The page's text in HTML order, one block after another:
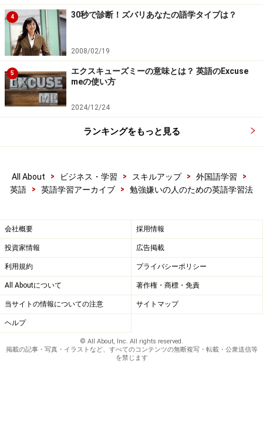
「テキストの英語と実際の会話って違うじゃないです
か。やはり実際に会話するって大事なことですよね。リ
スニング力を鍛えるのにいいかなとこのパーティーに参
加しました。」 とは川上聡子さん。
「会社の近くで通えるところ、でもお金をかけずに英語
が学べるところがないかなと思ってきました。今日は本
当はお友達と来るはずだったのですが、都合が悪くなっ
ちらこちらで話し込む姿がみえ、和やかにパーティーは
進んでいきました。
それでは 英会話喫茶や国際パーティー参加する際のポイ
ント を考えてみましょう。
※記事内容は執筆時点のものです。最新の内容をご確認くださ
い。
4 30秒で診断！ズバリあなたの語学タイプは？
2008/02/19
5
エクスキューズミーの意味とは？ 英語のExcuse
meの使い方
2024/12/24
ランキングをもっと見る
All About > ビジネス・学習 > スキルアップ > 外国語学習
>
英語
> 英語学習アーカイブ > 勉強嫌いの人のための英語学習法
会社概要 採用情報
投資家情報 広告掲載
利用規約 プライバシーポリシー
All Aboutについて 著作権・商標・免責
当サイトの情報についての注意 サイトマップ
ヘルプ
© All About, Inc. All rights reserved.
掲載の記事・写真・イラストなど、すべてのコンテンツの無断複写・転載・公衆送信等
を禁じます